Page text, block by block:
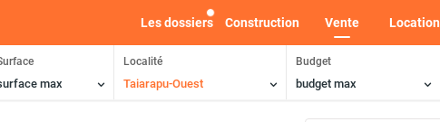
Les dossiers Construction Vente Location
max
Localité
Taiarapu-Ouest
Budget
budget max